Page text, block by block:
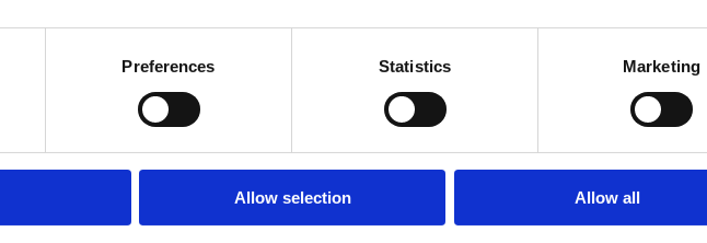
Preferences Statistics Marketing
Allow selection Allow all
(E11)
DBVOX MDF Toyota Avensis
165mm
Distansring till Toyota Avensis 1997->2002
Snabblager 1-3 dagar
Distansring till Toyota Corolla (E11) 1997->2001
Snabblager 1-3 dagar